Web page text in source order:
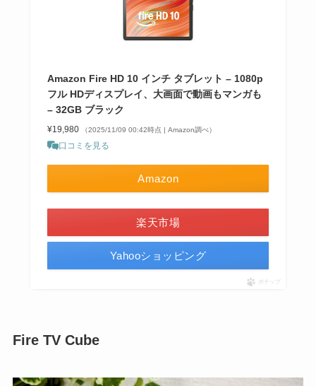
Amazon Fire HD 10 インチ タブレット – 1080p
フル HDディスプレイ、大画面で動画もマンガも
– 32GB ブラック
¥19,980 （2025/11/09 00:42時点 | Amazon調べ）
口コミを見る
Amazon
楽天市場
Yahooショッピング
ポチップ
Fire TV Cube